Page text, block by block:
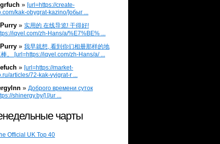
» [url=https://create-
kak-obygrat-kazino/]обыг ...
» 实用的 在线导览! 干得好!
iqvel.com/zh-Hans/a/%E7%BE% ...
» 我早就想, 看到你们相册那样的地
。 [url=https://iqvel.com/zh-Hans/a/ ...
» [url=https://market-
articles/72-kak-vyigrat-r ...
» Доброго времени суток
shinergy.by/].[/ur ...
чарты
Official UK Top 40